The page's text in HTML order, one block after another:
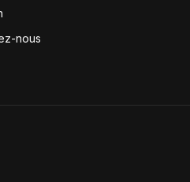
nous